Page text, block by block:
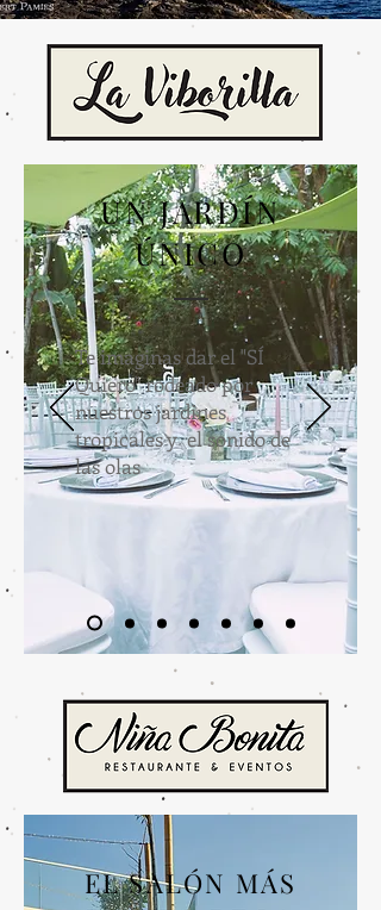
UN JARDÍN
ÚNICO
Te imaginas dar el "SÍ
Quiero" rodeado por
nuestros jardines
tropicales y el sonido de
las olas
EL SALÓN MÁS